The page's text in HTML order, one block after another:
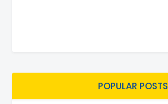
POPULAR POSTS